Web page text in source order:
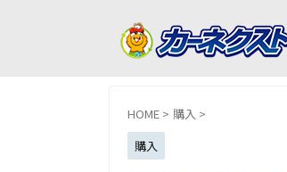
HOME > 購入 >
購入